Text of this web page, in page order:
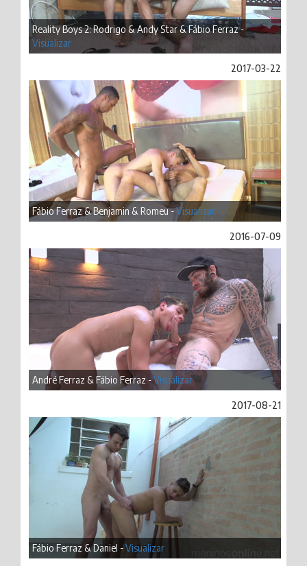
Reality Boys 2: Rodrigo & Andy Star & Fábio Ferraz -
Visualizar
2017-03-22
Fábio Ferraz & Benjamin & Romeu -Visualizar
2016-07-09
André Ferraz & Fábio Ferraz -Visualizar
2017-08-21
Fábio Ferraz & Daniel -Visualizar